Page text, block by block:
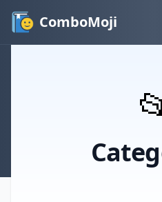
ComboMoji
📂